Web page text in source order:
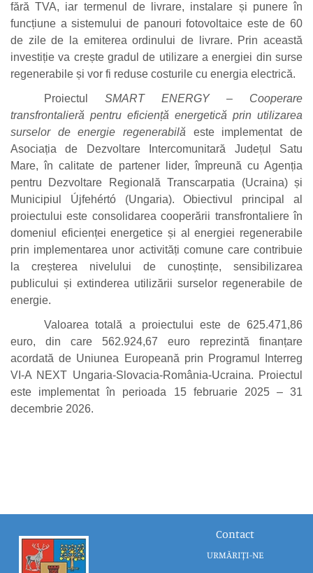
fără TVA, iar termenul de livrare, instalare și punere în
funcțiune a sistemului de panouri fotovoltaice este de 60
de zile de la emiterea ordinului de livrare. Prin această
investiție va crește gradul de utilizare a energiei din surse
regenerabile și vor fi reduse costurile cu energia electrică.
Proiectul
SMART ENERGY – Cooperare
transfrontalieră pentru eficiență energetică prin utilizarea
surselor de energie regenerabilă este implementat de
Asociația de Dezvoltare Intercomunitară Județul Satu
Mare, în calitate de partener lider, împreună cu Agenția
pentru Dezvoltare Regională Transcarpatia (Ucraina) și
Municipiul Újfehértó (Ungaria). Obiectivul principal al
proiectului este consolidarea cooperării transfrontaliere în
domeniul eficienței energetice și al energiei regenerabile
prin implementarea unor activități comune care contribuie
la creșterea nivelului de cunoștințe, sensibilizarea
publicului și extinderea utilizării surselor regenerabile de
energie.
Valoarea totală a proiectului este de 625.471,86
euro, din care 562.924,67 euro reprezintă finanțare
acordată de Uniunea Europeană prin Programul Interreg
VI-A NEXT Ungaria-Slovacia-România-Ucraina. Proiectul
este implementat în perioada 15 februarie 2025 – 31
decembrie 2026.
Contact
URMĂRIȚI-NE